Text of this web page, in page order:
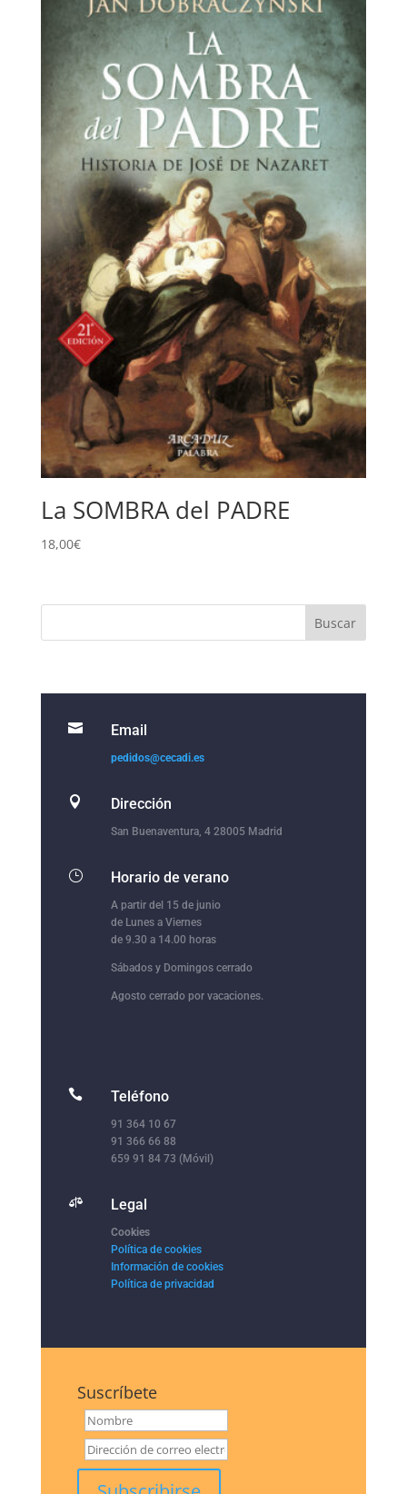
La SOMBRA del PADRE
18,00€
 Email
pedidos@cecadi.es
 Dirección
San Buenaventura, 4 28005 Madrid
} Horario de verano
A partir del 15 de junio
de Lunes a Viernes
de 9.30 a 14.00 horas
Sábados y Domingos cerrado
Agosto cerrado por vacaciones.
 Teléfono
91 364 10 67
91 366 66 88
659 91 84 73 (Móvil)
 Legal
Cookies
Política de cookies
Información de cookies
Política de privacidad
Suscríbete